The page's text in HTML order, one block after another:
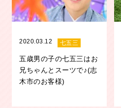
2020.03.12 七五三
五歳男の子の七五三はお
兄ちゃんとスーツで♪(志
木市のお客様)